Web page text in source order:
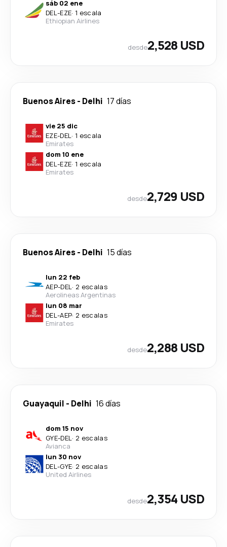
sáb 02 ene
DEL-EZE· 1 escala
Ethiopian Airlines
desde2,528 USD
Buenos Aires- Delhi 17 días
vie 25 dic
EZE-DEL· 1 escala
Emirates
dom 10 ene
DEL-EZE· 1 escala
Emirates
desde2,729 USD
Buenos Aires- Delhi 15 días
lun 22 feb
AEP-DEL· 2 escalas
Aerolineas Argentinas
lun 08 mar
DEL-AEP· 2 escalas
Emirates
desde2,288 USD
Guayaquil - Delhi 16 días
dom 15 nov
GYE-DEL· 2 escalas
Avianca
lun 30 nov
DEL-GYE· 2 escalas
United Airlines
desde2,354 USD